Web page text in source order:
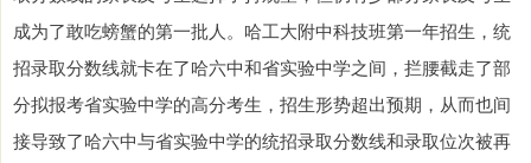
成为了敢吃螃蟹的第一批人。哈工大附中科技班第一年招生，统
招录取分数线就卡在了哈六中和省实验中学之间，拦腰截走了部
分拟报考省实验中学的高分考生，招生形势超出预期，从而也间
接导致了哈六中与省实验中学的统招录取分数线和录取位次被再